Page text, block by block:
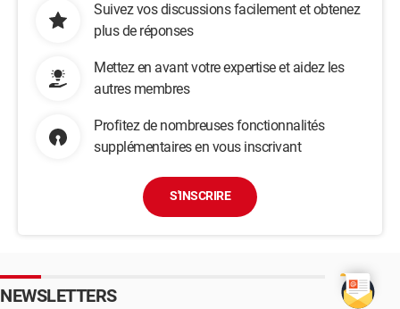
Suivez vos discussions facilement et obtenez
plus de réponses
Mettez en avant votre expertise et aidez les
autres membres
Profitez de nombreuses fonctionnalités
supplémentaires en vous inscrivant
S'INSCRIRE
NEWSLETTERS